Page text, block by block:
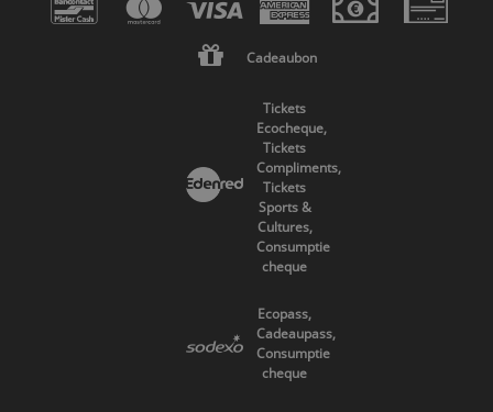
Cadeaubon
Tickets
Ecocheque,
Tickets
Compliments,
Tickets
Sports &
Cultures,
Consumptie
cheque
Ecopass,
Cadeaupass,
Consumptie
cheque